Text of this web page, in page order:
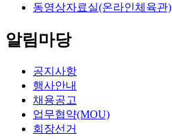
동영상자료실(온라인체육관)
알림마당
공지사항
행사안내
채용공고
업무협약(MOU)
회장선거